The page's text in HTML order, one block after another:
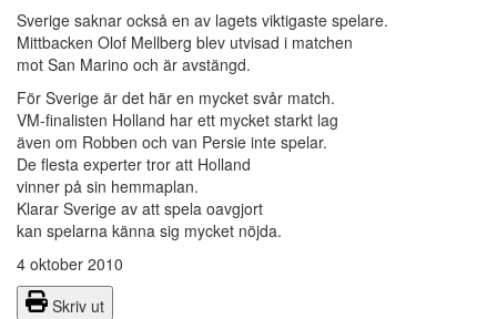
Sverige saknar också en av lagets viktigaste spelare.
Mittbacken Olof Mellberg blev utvisad i matchen
mot San Marino och är avstängd.
För Sverige är det här en mycket svår match.
VM-finalisten Holland har ett mycket starkt lag
även om Robben och van Persie inte spelar.
De flesta experter tror att Holland
vinner på sin hemmaplan.
Klarar Sverige av att spela oavgjort
kan spelarna känna sig mycket nöjda.
4 oktober 2010
Skriv ut